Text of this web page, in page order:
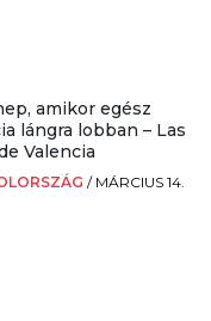
amikor egész
lángra lobban – Las
Valencia
/ MÁRCIUS 14.